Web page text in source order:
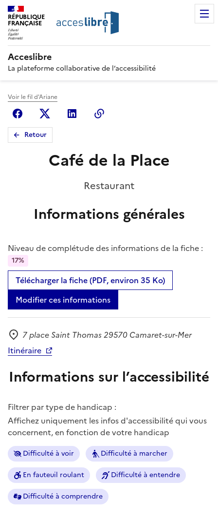
RÉPUBLIQUE
FRANÇAISE
Acceslibre
La plateforme collaborative de l’accessibilité
Voir le fil d'Ariane
FacebookX (anciennement Twitter)
Linkedin
Retour
Café de la Place
Restaurant
Informations générales
Niveau de complétude des informations de la fiche :
17%
Télécharger la fiche (PDF, environ 35 Ko)
Modifier ces informations
Adresse
7 place Saint Thomas 29570 Camaret-sur-Mer
Itinéraire
Informations sur l’accessibilité
Filtrer par type de handicap :
Affichez uniquement les infos d'accessibilité qui vous
concernent, en fonction de votre handicap
Difficulté à voir Difficulté à marcher
En fauteuil roulant Difficulté à entendre
Difficulté à comprendre